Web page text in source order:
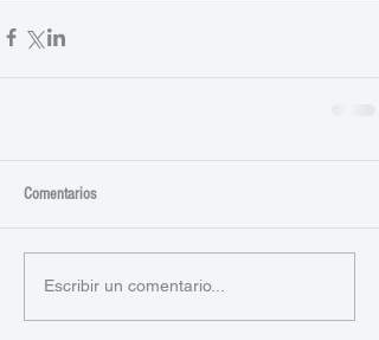
Comentarios
Escribir un comentario...